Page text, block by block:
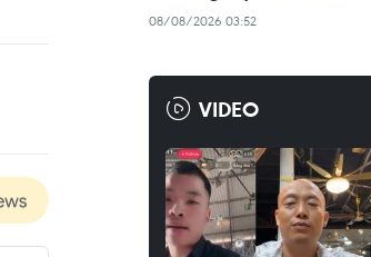
08/08/2026 03:52
VIDEO